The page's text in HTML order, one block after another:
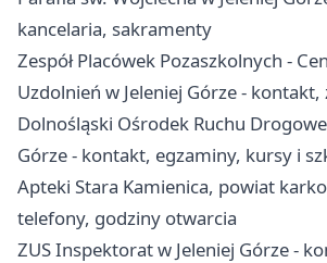
kancelaria, sakramenty
Zespół Placówek Pozaszkolnych -
Uzdolnień w Jeleniej Górze - kontakt,
Dolnośląski Ośrodek Ruchu
Górze - kontakt, egzaminy, kursy i
Apteki Stara Kamienica, powiat
telefony, godziny otwarcia
ZUS Inspektorat w Jeleniej Górze -